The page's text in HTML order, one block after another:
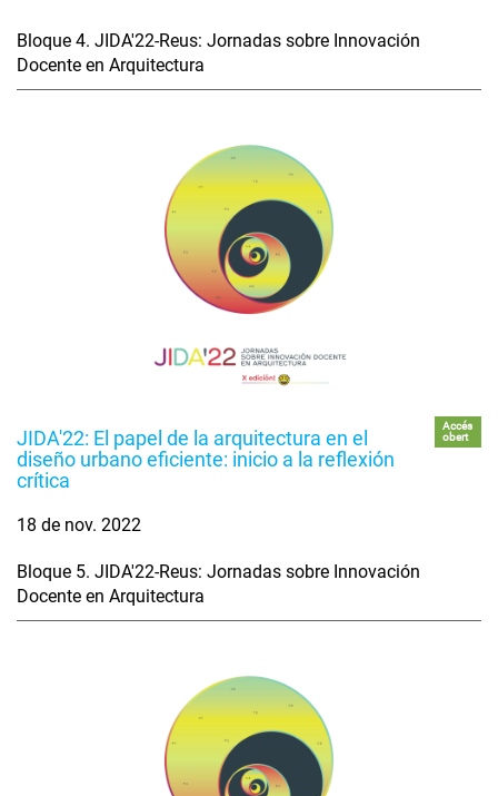
Bloque 4. JIDA'22-Reus: Jornadas sobre Innovación
Docente en Arquitectura
JIDA'22: El papel de la arquitectura en el
diseño urbano eficiente: inicio a la reflexión
crítica
Accés
obert
18 de nov. 2022
Bloque 5. JIDA'22-Reus: Jornadas sobre Innovación
Docente en Arquitectura